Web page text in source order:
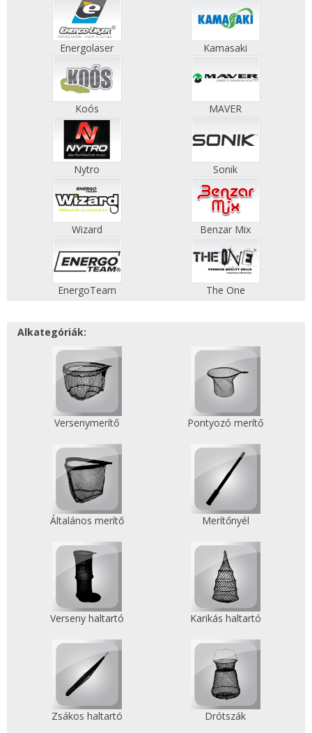
Energolaser Kamasaki
Koós MAVER
Nytro Sonik
Wizard Benzar Mix
EnergoTeam The One
Alkategóriák:
Versenymerítő Pontyozó merítő
Általános merítő Merítőnyél
Verseny haltartó Karikás haltartó
Zsákos haltartó Drótszák